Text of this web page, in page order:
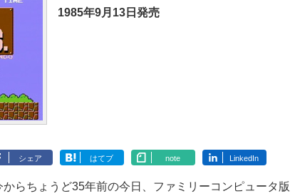
1985年9月13日発売
シェア はてブ note LinkedIn
らちょうど35年前の今日、ファミリーコンピュータ版